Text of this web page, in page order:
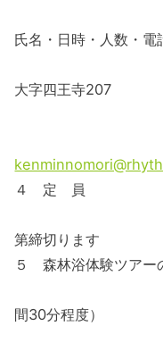
※ﾒｰﾙは「ﾜ
氏名・日時・人数・電
所在地：
大字四王寺207
電 話：
メー
４ 定 員 各
※申込順に
第締切ります
５ 森林浴体験ツアー
A 森林浴コ
間30分程度）
B ワンヘ